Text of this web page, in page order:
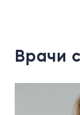
Врачи